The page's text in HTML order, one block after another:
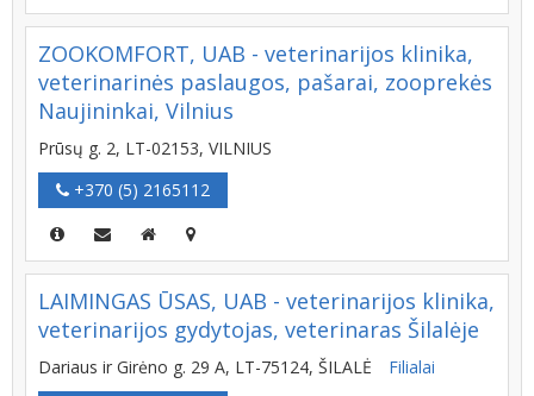
ZOOKOMFORT, UAB - veterinarijos klinika,
veterinarinės paslaugos, pašarai, zooprekės
Naujininkai, Vilnius
Prūsų g. 2, LT-02153, VILNIUS
+370 (5) 2165112
LAIMINGAS ŪSAS, UAB - veterinarijos klinika,
veterinarijos gydytojas, veterinaras Šilalėje
Dariaus ir Girėno g. 29 A, LT-75124, ŠILALĖ
Filialai